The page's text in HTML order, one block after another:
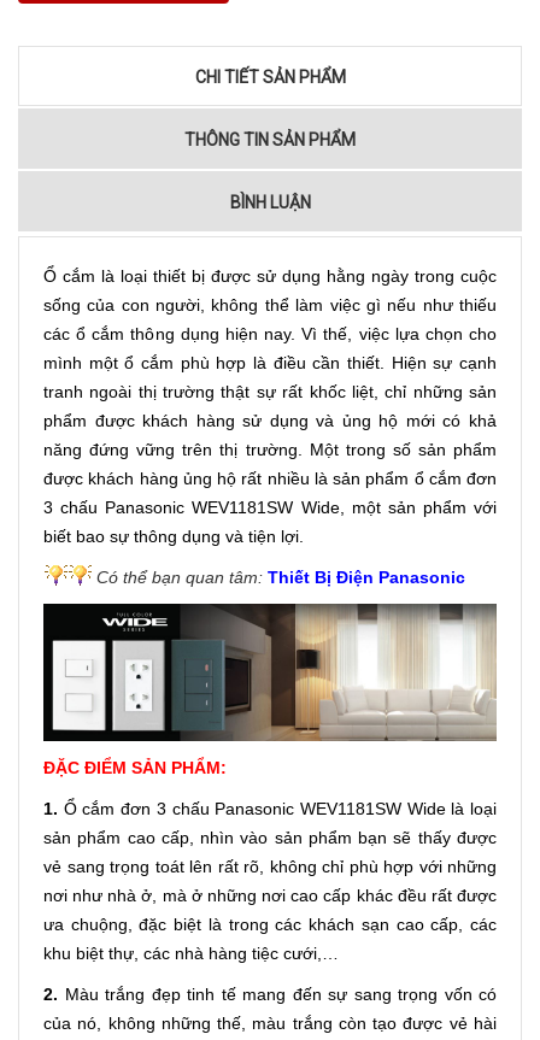
CHI TIẾT SẢN PHẨM
THÔNG TIN SẢN PHẨM
BÌNH LUẬN
Ổ cắm là loại thiết bị được sử dụng hằng ngày trong cuộc
sống của con người, không thể làm việc gì nếu như thiếu
các ổ cắm thông dụng hiện nay. Vì thế, việc lựa chọn cho
mình một ổ cắm phù hợp là điều cần thiết. Hiện sự cạnh
tranh ngoài thị trường thật sự rất khốc liệt, chỉ những sản
phẩm được khách hàng sử dụng và ủng hộ mới có khả
năng đứng vững trên thị trường. Một trong số sản phẩm
được khách hàng ủng hộ rất nhiều là sản phẩm ổ cắm đơn
3 chấu Panasonic WEV1181SW Wide, một sản phẩm với
biết bao sự thông dụng và tiện lợi.
Có thể bạn quan tâm: Thiết Bị Điện Panasonic
ĐẶC ĐIỂM SẢN PHẨM:
1. Ổ cắm đơn 3 chấu Panasonic WEV1181SW Wide là loại
sản phẩm cao cấp, nhìn vào sản phẩm bạn sẽ thấy được
vẻ sang trọng toát lên rất rõ, không chỉ phù hợp với những
nơi như nhà ở, mà ở những nơi cao cấp khác đều rất được
ưa chuộng, đặc biệt là trong các khách sạn cao cấp, các
khu biệt thự, các nhà hàng tiệc cưới,…
2. Màu trắng đẹp tinh tế mang đến sự sang trọng vốn có
của nó, không những thế, màu trắng còn tạo được vẻ hài